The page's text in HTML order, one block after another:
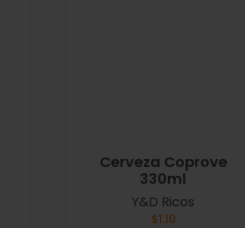
Cerveza Coprove
330ml
Y&D Ricos
$1.10